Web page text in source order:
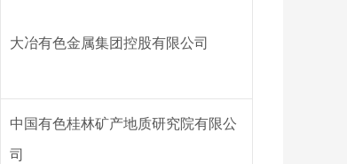
大冶有色金属集团控股有限公司
中国有色桂林矿产地质研究院有限公
司